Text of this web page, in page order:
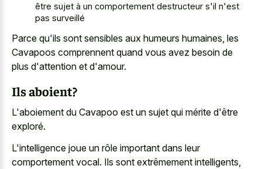
être sujet à un comportement destructeur s'il n'est
pas surveillé
Parce qu'ils sont sensibles aux humeurs humaines, les
Cavapoos comprennent quand vous avez besoin de
plus d'attention et d'amour.
Ils aboient?
L'aboiement du Cavapoo est un sujet qui mérite d'être
exploré.
L'intelligence joue un rôle important dans leur
comportement vocal. Ils sont extrêmement intelligents,